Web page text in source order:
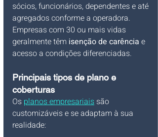
sócios, funcionários, dependentes e até
agregados conforme a operadora.
Empresas com 30 ou mais vidas
geralmente têm isenção de carência e
acesso a condições diferenciadas.
Principais tipos de plano e
coberturas
Os planos empresariais são
customizáveis e se adaptam à sua
realidade: